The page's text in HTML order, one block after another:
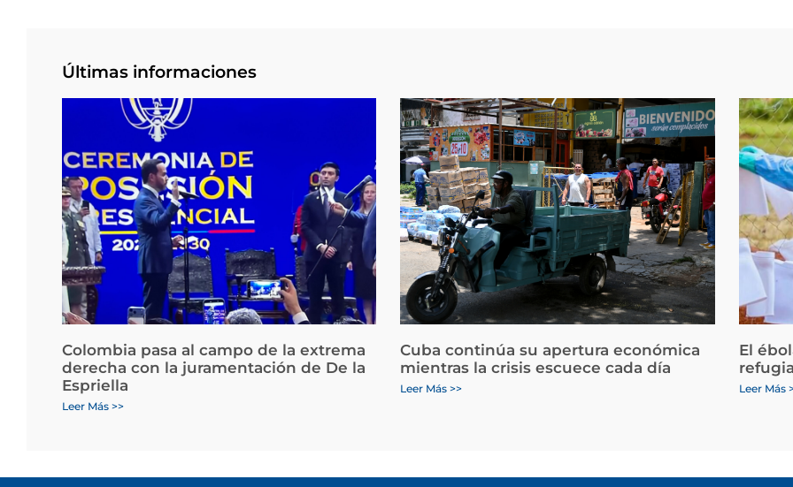
Últimas informaciones
Colombia pasa al campo de la extrema
derecha con la juramentación de De la
Espriella
Leer Más >>
Cuba continúa su apertura económica
mientras la crisis escuece cada día
Leer Más >>
El
Leer Más